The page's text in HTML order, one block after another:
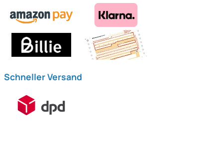
Schneller Versand